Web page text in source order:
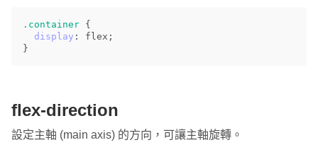
.container {
display : flex ;
}
flex-direction
設定主軸 (main axis) 的方向，可讓主軸旋轉。